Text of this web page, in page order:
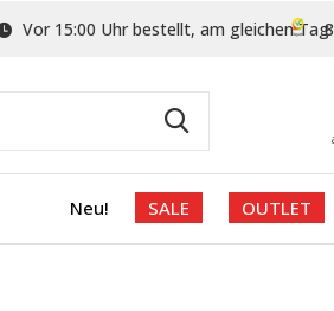
Neu! SALE OUTLET
Vor 15:00 Uhr bestellt, am gleichen Tag